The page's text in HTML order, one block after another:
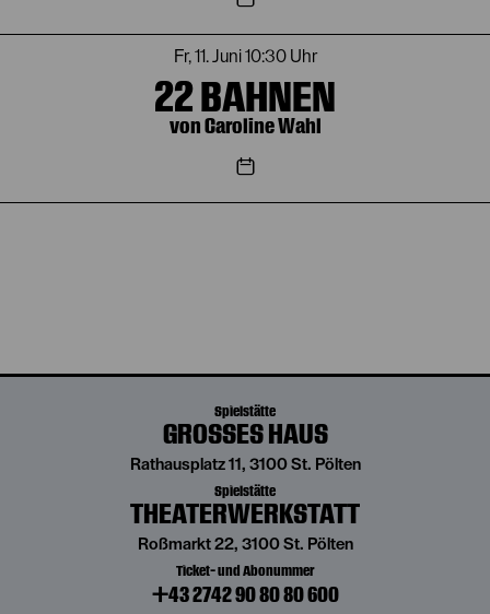
Fr, 11. Juni10:30 Uhr
22 BAHNEN
von Caroline Wahl
Spielstätte
GROSSES HAUS
Rathausplatz 11, 3100 St. Pölten
Spielstätte
THEATERWERKSTATT
Roßmarkt 22, 3100 St. Pölten
Ticket- und Abonummer
+43 2742 90 80 80 600